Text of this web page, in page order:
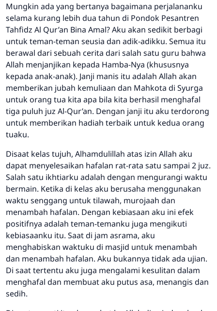
Mungkin ada yang bertanya bagaimana perjalananku
selama kurang lebih dua tahun di Pondok Pesantren
Tahfidz Al Qur’an Bina Amal? Aku akan sedikit berbagi
untuk teman-teman seusia dan adik-adikku. Semua itu
berawal dari sebuah cerita dari salah satu guru bahwa
Allah menjanjikan kepada Hamba-Nya (khususnya
kepada anak-anak). Janji manis itu adalah Allah akan
memberikan jubah kemuliaan dan Mahkota di Syurga
untuk orang tua kita apa bila kita berhasil menghafal
tiga puluh juz Al-Qur’an. Dengan janji itu aku terdorong
untuk memberikan hadiah terbaik untuk kedua orang
tuaku.
Disaat kelas tujuh, Alhamdulillah atas izin Allah aku
dapat menyelesaikan hafalan rat-rata satu sampai 2 juz.
Salah satu ikhtiarku adalah dengan mengurangi waktu
bermain. Ketika di kelas aku berusaha menggunakan
waktu senggang untuk tilawah, murojaah dan
menambah hafalan. Dengan kebiasaan aku ini efek
positifnya adalah teman-temanku juga mengikuti
kebiasaanku itu. Saat di jam asrama, aku
menghabiskan waktuku di masjid untuk menambah
dan menambah hafalan. Aku bukannya tidak ada ujian.
Di saat tertentu aku juga mengalami kesulitan dalam
menghafal dan membuat aku putus asa, menangis dan
sedih.